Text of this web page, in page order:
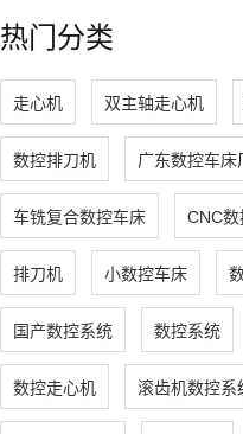
热门分类
走心机 双主轴走心机
数控排刀机 广东数控车床
车铣复合数控车床 CNC
排刀机 小数控车床
国产数控系统 数控系统
数控走心机 滚齿机数控系